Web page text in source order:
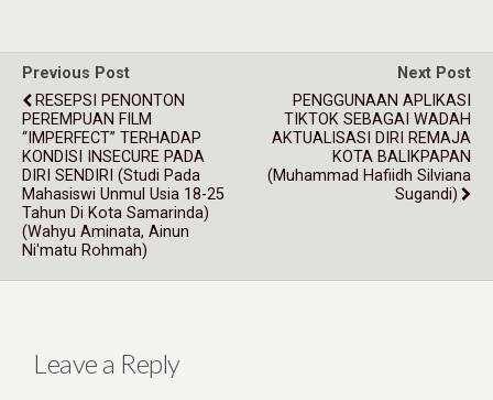
Previous Post
RESEPSI PENONTON
PEREMPUAN FILM
“IMPERFECT” TERHADAP
KONDISI INSECURE PADA
DIRI SENDIRI (Studi Pada
Mahasiswi Unmul Usia 18-25
Tahun Di Kota Samarinda)
(Wahyu Aminata, Ainun
Ni'matu Rohmah)
Next Post
PENGGUNAAN APLIKASI
TIKTOK SEBAGAI WADAH
AKTUALISASI DIRI REMAJA
KOTA BALIKPAPAN
(Muhammad Hafiidh Silviana
Sugandi)
Leave a Reply